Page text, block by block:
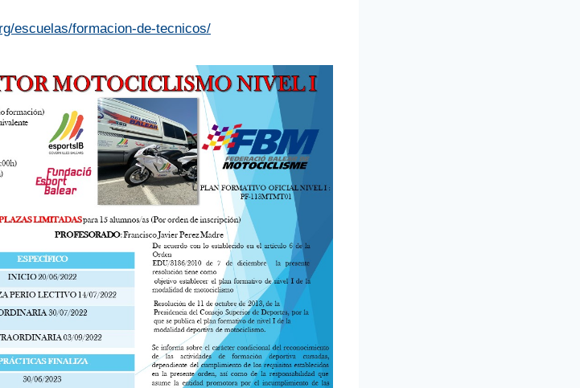
escuelas/formacion-de-tecnicos/